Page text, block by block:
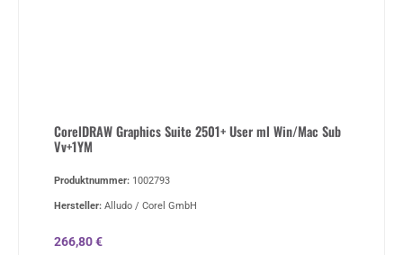
CorelDRAW Graphics Suite 2501+ User ml Win/Mac Sub
Vv+1YM
Produktnummer: 1002793
Hersteller: Alludo / Corel GmbH
Regulärer Preis:
266,80 €